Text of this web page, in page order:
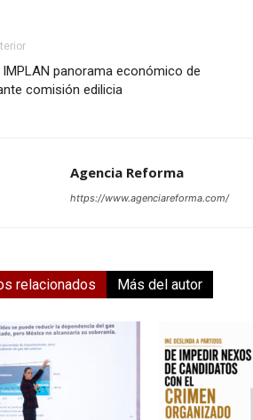
panorama económico de
comisión edilicia
Agencia Reforma
https://www.agenciareforma.com/
relacionados Más del autor